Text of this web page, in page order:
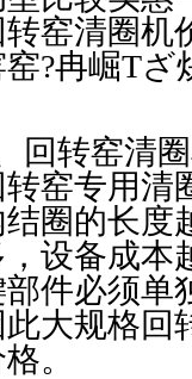
转窑清圈机
?冉崛Τざ
回转窑清
转窑专用清
结圈的长度
，设备成本
部件必须单
此大规格回
。